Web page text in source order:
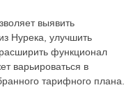
выявить
Нурека, улучшить
функционал
варьироваться в
тарифного плана.